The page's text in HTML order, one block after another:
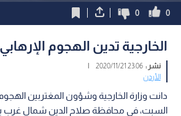
0
0
الخارجية تدين الهجوم
نشر :23:06 2020/11/21
|
الأردن
دانت وزارة الخارجية وشؤون المغتربين
السبت، في محافظة صلاح الدين شمال غرب